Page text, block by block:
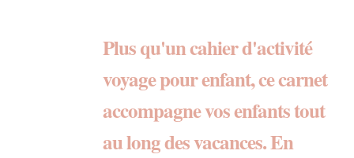
Plus qu'uncahier d'activité
voyage pour enfant, ce carnet
accompagne vos enfants tout
au long des vacances. En